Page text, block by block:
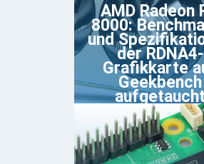
AMD Radeon
8000:
und
der RDNA4-
Grafikkarte
Geekbench